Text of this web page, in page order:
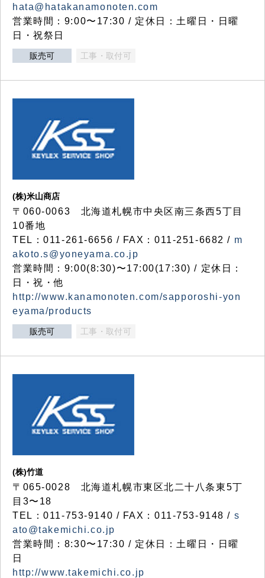
hata@hatakanamonoten.com
営業時間：9:00〜17:30 / 定休日：土曜日・日曜
日・祝祭日
販売可 工事・取付可
(株)米山商店
〒060-0063 北海道札幌市中央区南三条西5丁目
10番地
TEL：011-261-6656 / FAX：011-251-6682 / m
akoto.s@yoneyama.co.jp
営業時間：9:00(8:30)〜17:00(17:30) / 定休日：
日・祝・他
http://www.kanamonoten.com/sapporoshi-yon
eyama/products
販売可 工事・取付可
(株)竹道
〒065-0028 北海道札幌市東区北二十八条東5丁
目3〜18
TEL：011-753-9140 / FAX：011-753-9148 / s
ato@takemichi.co.jp
営業時間：8:30〜17:30 / 定休日：土曜日・日曜
日
http://www.takemichi.co.jp